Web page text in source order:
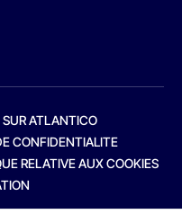
ATLANTICO
CONFIDENTIALITE
RELATIVE AUX COOKIES